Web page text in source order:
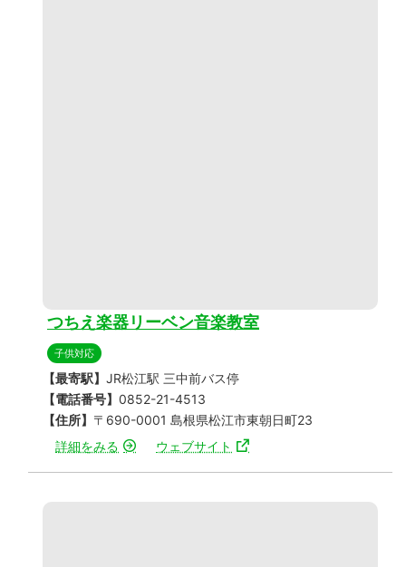
つちえ楽器リーベン音楽教室
子供対応
【最寄駅】 JR松江駅 三中前バス停
【電話番号】 0852-21-4513
【住所】 〒690-0001 島根県松江市東朝日町23
詳細をみる
ウェブサイト